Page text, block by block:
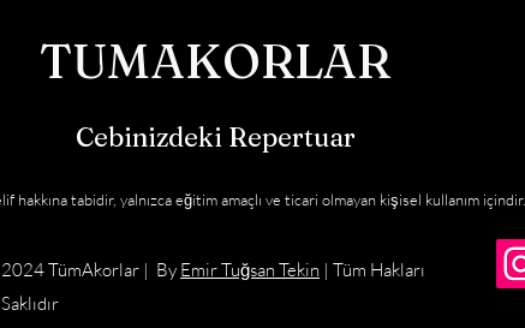
TUMAKORLAR
Cebinizdeki Repertuar
hakkına tabidir, yalnızca eğitim amaçlı ve ticari olmayan kişisel kullanım içindir.
2024 TümAkorlar | By Emir Tuğsan Tekin | Tüm Hakları
Saklıdır